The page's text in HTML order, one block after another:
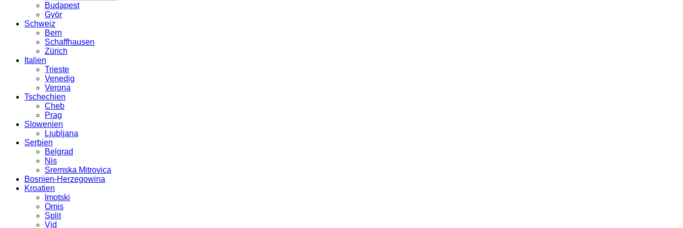
Budapest
Györ
Schweiz
Bern
Schaffhausen
Zürich
Italien
Trieste
Venedig
Verona
Tschechien
Cheb
Prag
Slowenien
Ljubljana
Serbien
Belgrad
Nis
Sremska Mitrovica
Bosnien-Herzegowina
Kroatien
Imotski
Omis
Split
Vid